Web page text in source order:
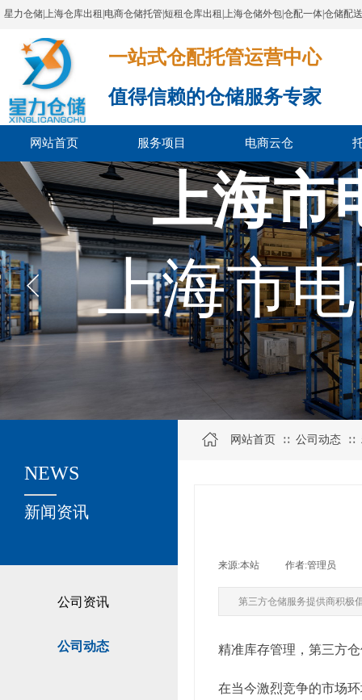
星力仓储|上海仓库出租|电商仓储托管|短租仓库出租|上海仓储外包|仓配一体|仓储配
一站式仓配托管运营中心​​​​​​​​​​​​​​​​​
值得信赖的仓储服务专家
网站首页 服务项目 电商云仓
上海市
上海市
公司资讯
公司动态
关于我们
新闻资讯
NEWS
网站首页 ∷ 公司动态 ∷
来源:本站 作者:管理员
第三方仓储服务提供商积极
精准库存管理，第三方
在当今激烈竞争的市场